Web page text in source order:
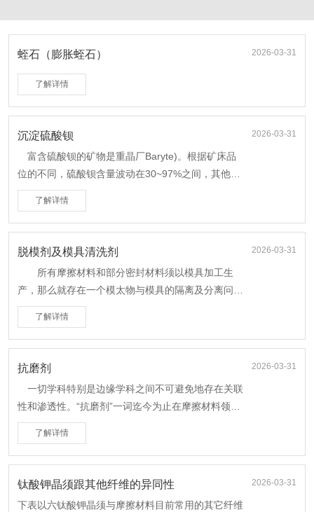
2026-03-31
蛭石（膨胀蛭石）
了解详情
2026-03-31
沉淀硫酸钡
富含硫酸钡的矿物是重晶厂Baryte)。根据矿床品
位的不同，硫酸钡含量波动在30~97%之间，其他常
含Sr、Ca,有时含有Fe2O3、粘土矿物、有机质和其
他物质。
了解详情
2026-03-31
脱模剂及模具清洗剂
所有摩擦材料和部分密封材料须以模具加工生
产，那么就存在一个模太物与模具的隔离及分离问
题，需要使用性能优良的脱模剂。同时模具使用一定
周期后还必须清洗其上粘结的残渣、油污，需要使用
强力清洗剂。
了解详情
2026-03-31
抗磨剂
一切学科特别是边缘学科之间不可避免地存在关联
性和渗透性。“抗磨剂”一词迄今为止在摩擦材料领域
尚未被人运用，但在涉及摩擦与润滑的技术术语中并
不陌生。
了解详情
2026-03-31
钛酸钾晶须跟其他纤维的异同性
下表以六钛酸钾晶须与摩擦材料目前常用的其它纤维